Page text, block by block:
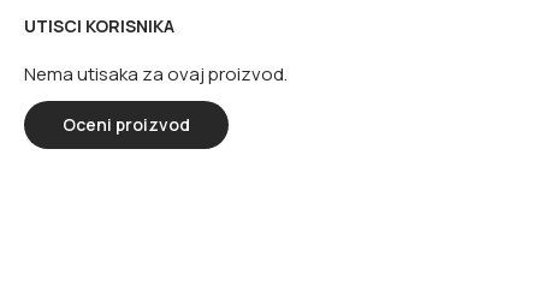
UTISCI KORISNIKA
Nema utisaka za ovaj proizvod.
Oceni proizvod